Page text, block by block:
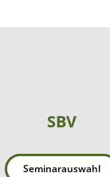
SBV
Seminarauswahl